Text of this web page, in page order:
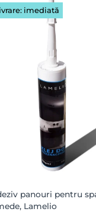
imediată
panouri pentru
Lamelio